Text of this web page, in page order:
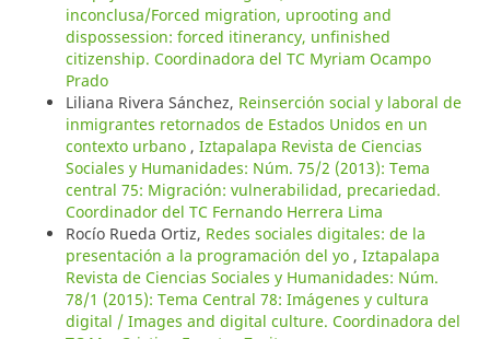
inconclusa/Forced migration, uprooting and
dispossession: forced itinerancy, unfinished
citizenship. Coordinadora del TC Myriam Ocampo
Prado
Liliana Rivera Sánchez, Reinserción social y laboral de
inmigrantes retornados de Estados Unidos en un
contexto urbano , Iztapalapa Revista de Ciencias
Sociales y Humanidades: Núm. 75/2 (2013): Tema
central 75: Migración: vulnerabilidad, precariedad.
Coordinador del TC Fernando Herrera Lima
Rocío Rueda Ortiz, Redes sociales digitales: de la
presentación a la programación del yo , Iztapalapa
Revista de Ciencias Sociales y Humanidades: Núm.
78/1 (2015): Tema Central 78: Imágenes y cultura
digital / Images and digital culture. Coordinadora del